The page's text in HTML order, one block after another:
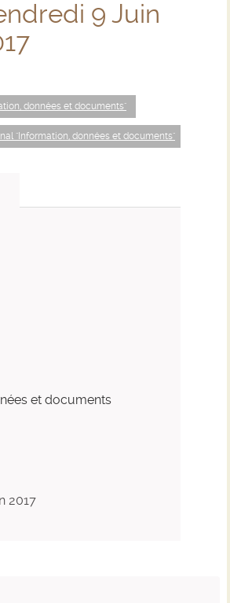
9 Juin
données et documents"
"Information, données et documents"
et documents
2017